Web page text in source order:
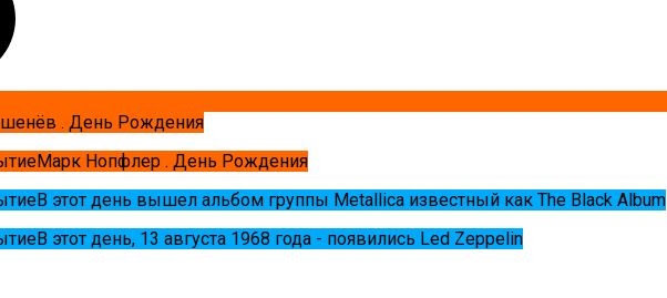
. День Рождения
Марк Нопфлер . День Рождения
В этот день вышел альбом группы Metallica известный как The Black Album
В этот день, 13 августа 1968 года - появились Led Zeppelin